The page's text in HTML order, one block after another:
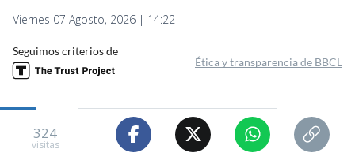
Viernes 07 Agosto, 2026 | 14:22
Seguimos criterios de
Ética y transparencia de BBCL
324
visitas